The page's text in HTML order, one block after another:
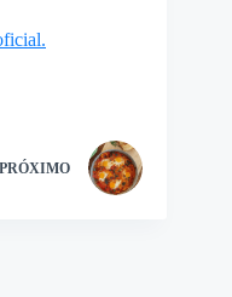
PRÓXIMO